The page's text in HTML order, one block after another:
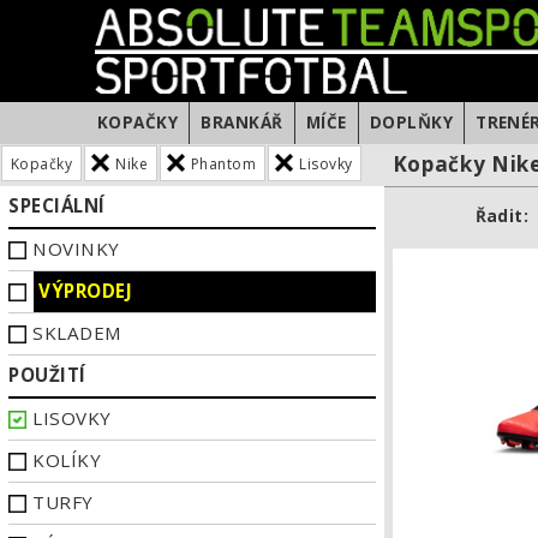
KOPAČKY BRANKÁŘ MÍČE DOPLŇKY
Kopačky Nike Phantom Lisovky
SPECIÁLNÍ
NOVINKY
VÝPRODEJ
SKLADEM
POUŽITÍ
LISOVKY
KOLÍKY
TURFY
Kopačky
Řadit: